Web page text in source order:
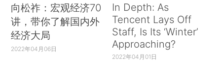
向松祚：宏观经济70
讲，带你了解国内外
经济大局
2022年04月06日
In Depth: As
Tencent Lays Off
Staff, Is Its ‘Winter’
Approaching?
2022年04月01日